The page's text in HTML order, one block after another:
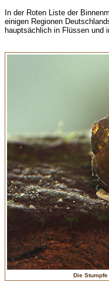
In der Roten Liste der
einigen Regionen
hauptsächlich in Flüssen und
Die